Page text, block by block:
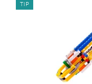
TIP